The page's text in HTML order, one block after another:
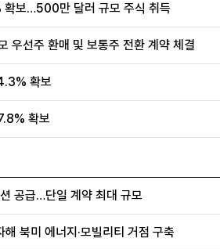
보…500만 달러 규모 주식 취득
우선주 환매 및 보통주 전환 계약 체결
확보
확보
공급…단일 계약 최대 규모
북미 에너지·모빌리티 거점 구축